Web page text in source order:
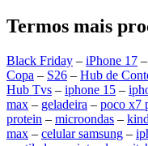
Termos mais
Black Friday – iPhone 17 –
Copa – S26 – Hub de
Hub Tvs – iphone 15 –
max – geladeira – poco x7
protein – microondas –
max – celular samsung –